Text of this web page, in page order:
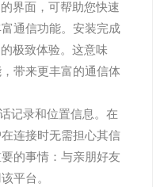
界面，可帮助您快速
通信功能。安装完成
极致体验。这意味
带来更丰富的通信体
记录和位置信息。在
连接时无需担心其信
的事情：与亲朋好友
平台。